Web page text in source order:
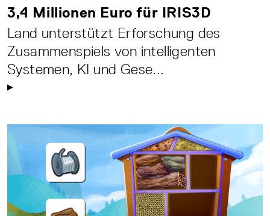
3,4 Millionen Euro für IRIS3D
Land unterstützt Erforschung des
Zusammenspiels von intelligenten
Systemen, KI und Gese...